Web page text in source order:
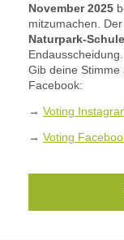
November 2025
mitzumachen.
Naturpark-
Gib deine
Facebook:
→ Voting
→ Voting